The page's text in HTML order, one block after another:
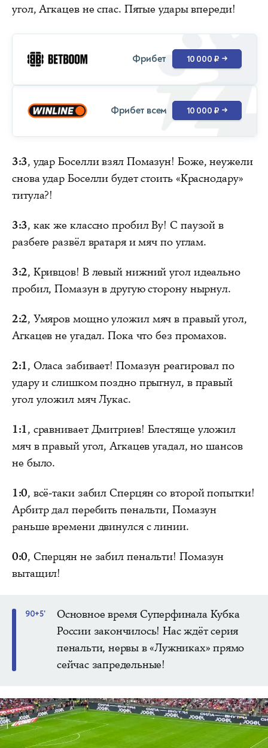
угол, Агкацев не спас. Пятые удары впереди!
Фрибет 10 000 ₽ →
Фрибет всем 10 000 ₽ →
3:3, удар Боселли взял Помазун! Боже, неужели
снова удар Боселли будет стоить «Краснодару»
титула?!
3:3, как же классно пробил Ву! С паузой в
разбеге развёл вратаря и мяч по углам.
3:2, Кривцов! В левый нижний угол идеально
пробил, Помазун в другую сторону нырнул.
2:2, Умяров мощно уложил мяч в правый угол,
Агкацев не угадал. Пока что без промахов.
2:1, Оласа забивает! Помазун реагировал по
удару и слишком поздно прыгнул, в правый
угол уложил мяч Лукас.
1:1, сравнивает Дмитриев! Блестяще уложил
мяч в правый угол, Агкацев угадал, но шансов
не было.
1:0, всё-таки забил Сперцян со второй попытки!
Арбитр дал перебить пенальти, Помазун
раньше времени двинулся с линии.
0:0, Сперцян не забил пенальти! Помазун
вытащил!
90+5'
Основное время Суперфинала Кубка
России закончилось! Нас ждёт серия
пенальти, нервы в «Лужниках» прямо
сейчас запредельные!